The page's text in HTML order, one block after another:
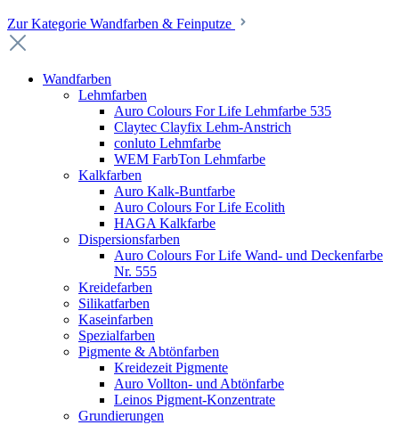
Zur Kategorie Wandfarben & Feinputze
Wandfarben
Lehmfarben
Auro Colours For Life Lehmfarbe 535
Claytec Clayfix Lehm-Anstrich
conluto Lehmfarbe
WEM FarbTon Lehmfarbe
Kalkfarben
Auro Kalk-Buntfarbe
Auro Colours For Life Ecolith
HAGA Kalkfarbe
Dispersionsfarben
Auro Colours For Life Wand- und Deckenfarbe
Nr. 555
Kreidefarben
Silikatfarben
Kaseinfarben
Spezialfarben
Pigmente & Abtönfarben
Kreidezeit Pigmente
Auro Vollton- und Abtönfarbe
Leinos Pigment-Konzentrate
Grundierungen